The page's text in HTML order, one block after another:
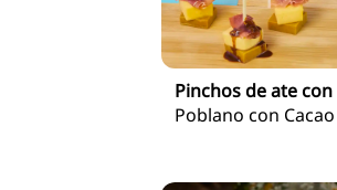
Pinchos de ate
Poblano con